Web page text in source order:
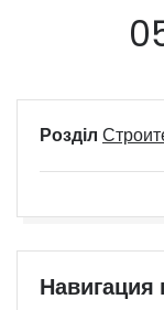
Розділ
Навигация